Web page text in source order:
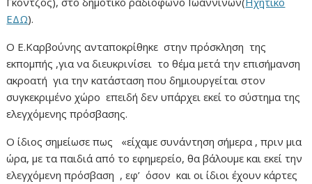
ΕΔΩ).
Ο Ε.Καρβούνης ανταποκρίθηκε στην πρόσκληση της
εκπομπής ,για να διευκρινίσει το θέμα μετά την επισήμανση
ακροατή για την κατάσταση που δημιουργείται στον
συγκεκριμένο χώρο επειδή δεν υπάρχει εκεί το σύστημα της
ελεγχόμενης πρόσβασης.
Ο ίδιος σημείωσε πως «είχαμε συνάντηση σήμερα , πριν μια
ώρα, με τα παιδιά από το εφημερείο, θα βάλουμε και εκεί την
ελεγχόμενη πρόσβαση , εφ’ όσον και οι ίδιοι έχουν κάρτες